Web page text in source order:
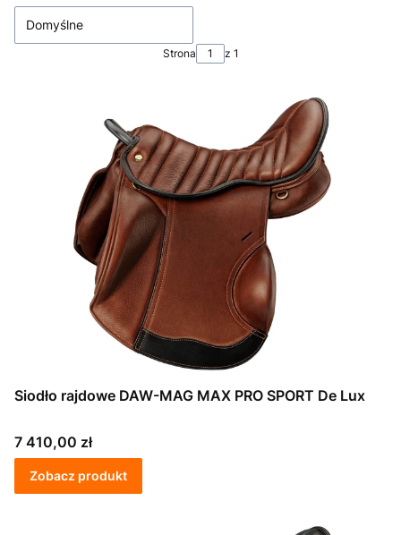
Domyślne
Strona z 1
Siodło rajdowe DAW-MAG MAX PRO SPORT De Lux
Cena
7 410,00 zł
Zobacz produkt